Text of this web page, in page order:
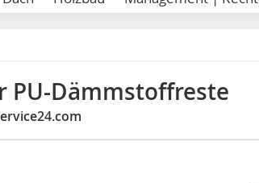
PU-Dämmstoffreste